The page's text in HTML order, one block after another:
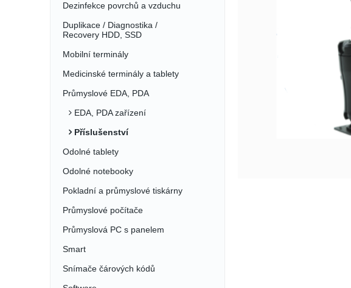
Dezinfekce povrchů a vzduchu
Duplikace / Diagnostika /
Recovery HDD, SSD
Mobilní terminály
Medicinské terminály a tablety
Průmyslové EDA, PDA
EDA, PDA zařízení
Příslušenství
Odolné tablety
Odolné notebooky
Pokladní a průmyslové tiskárny
Průmyslové počítače
Průmyslová PC s panelem
Smart
Snímače čárových kódů